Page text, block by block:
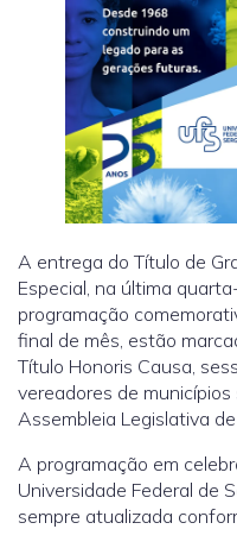
A entrega do Título de
Especial, na última
programação
final de mês, estão
Título Honoris Causa,
vereadores de
Assembleia Legislativa
A programação em
Universidade Federal de
sempre atualizada